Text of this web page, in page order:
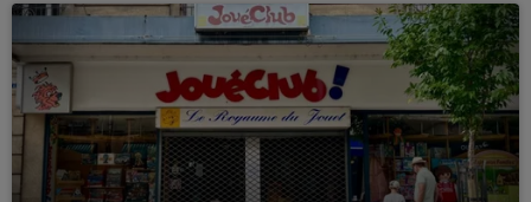
nucléaire ardennaise est à l'arrêt. Une situation
justifiée par la sécheresse intense qui est toujours
présente.